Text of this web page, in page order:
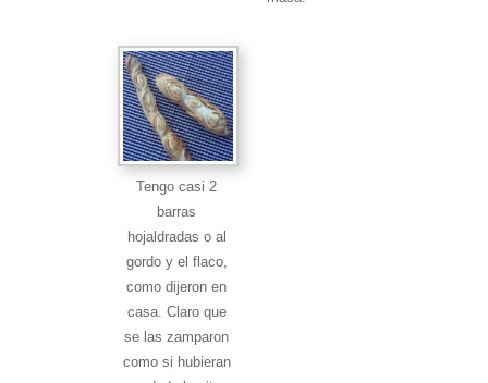
Tengo casi 2
barras
hojaldradas o al
gordo y el flaco,
como dijeron en
casa. Claro que
se las zamparon
como si hubieran